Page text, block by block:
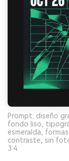
Prompt: diseño
fondo liso,
esmeralda,
contraste, sin
3:4